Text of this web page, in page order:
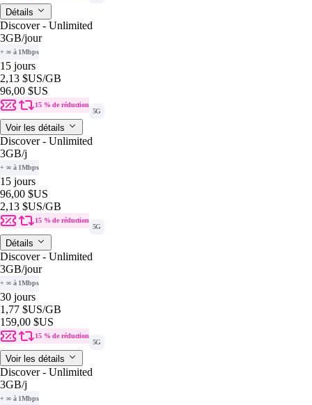
Détails
Discover - Unlimited
3GB/jour
+ ∞ à 1Mbps
15 jours
2,13 $US/GB
96,00 $US
15 % de réduction
5G
Voir les détails
Discover - Unlimited
3GB/j
+ ∞ à 1Mbps
15 jours
96,00 $US
2,13 $US/GB
15 % de réduction
5G
Détails
Discover - Unlimited
3GB/jour
+ ∞ à 1Mbps
30 jours
1,77 $US/GB
159,00 $US
15 % de réduction
5G
Voir les détails
Discover - Unlimited
3GB/j
+ ∞ à 1Mbps